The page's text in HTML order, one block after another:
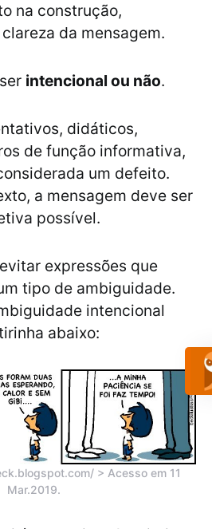
na construção,
da mensagem.
intencional ou não.
didáticos,
de função informativa,
um defeito.
a mensagem deve ser
possível.
expressões que
tipo de ambiguidade.
intencional
abaixo:
> Acesso em 11
Mar.2019.